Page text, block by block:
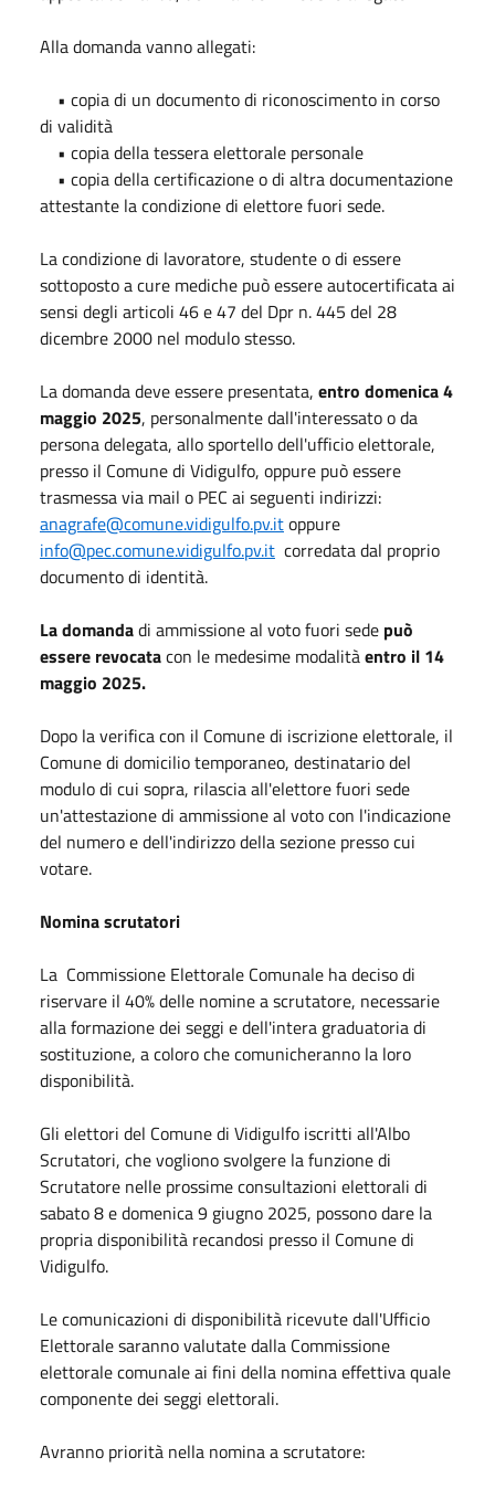
Alla domanda vanno allegati:
• copia di un documento di riconoscimento in corso
di validità
• copia della tessera elettorale personale
• copia della certificazione o di altra documentazione
attestante la condizione di elettore fuori sede.
La condizione di lavoratore, studente o di essere
sottoposto a cure mediche può essere autocertificata ai
sensi degli articoli 46 e 47 del Dpr n. 445 del 28
dicembre 2000 nel modulo stesso.
La domanda deve essere presentata, entro domenica 4
maggio 2025, personalmente dall'interessato o da
persona delegata, allo sportello dell'ufficio elettorale,
presso il Comune di Vidigulfo, oppure può essere
trasmessa via mail o PEC ai seguenti indirizzi:
anagrafe@comune.vidigulfo.pv.itoppure
info@pec.comune.vidigulfo.pv.it corredata dal proprio
documento di identità.
La domandadi ammissione al voto fuori sede può
essere revocatacon le medesime modalitàentro il 14
maggio 2025.
Dopo la verifica con il Comune di iscrizione elettorale, il
Comune di domicilio temporaneo, destinatario del
modulo di cui sopra, rilascia all'elettore fuori sede
un'attestazione di ammissione al voto con l'indicazione
del numero e dell'indirizzo della sezione presso cui
votare.
Nomina scrutatori
La Commissione Elettorale Comunale ha deciso di
riservare il 40% delle nomine a scrutatore, necessarie
alla formazione dei seggi e dell'intera graduatoria di
sostituzione, a coloro che comunicheranno la loro
disponibilità.
Gli elettori del Comune di Vidigulfo iscritti all'Albo
Scrutatori, che vogliono svolgere la funzione di
Scrutatore nelle prossime consultazioni elettorali di
sabato 8 e domenica 9 giugno 2025, possono dare la
propria disponibilità recandosi presso il Comune di
Vidigulfo.
Le comunicazioni di disponibilità ricevute dall'Ufficio
Elettorale saranno valutate dalla Commissione
elettorale comunale ai fini della nomina effettiva quale
componente dei seggi elettorali.
Avranno priorità nella nomina a scrutatore: